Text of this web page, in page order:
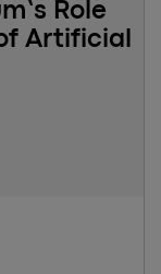
Role
Artificial